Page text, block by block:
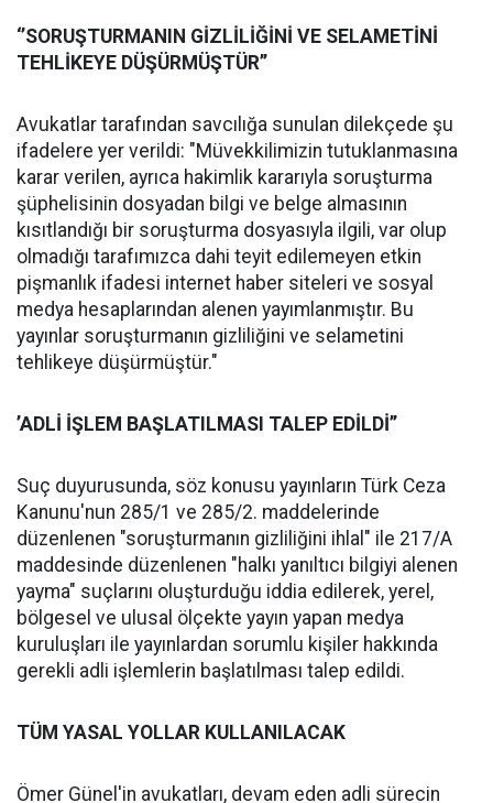
‘’SORUŞTURMANIN GİZLİLİĞİNİ VE SELAMETİNİ
TEHLİKEYE DÜŞÜRMÜŞTÜR’’
Avukatlar tarafından savcılığa sunulan dilekçede şu
ifadelere yer verildi: "Müvekkilimizin tutuklanmasına
karar verilen, ayrıca hakimlik kararıyla soruşturma
şüphelisinin dosyadan bilgi ve belge almasının
kısıtlandığı bir soruşturma dosyasıyla ilgili, var olup
olmadığı tarafımızca dahi teyit edilemeyen etkin
pişmanlık ifadesi internet haber siteleri ve sosyal
medya hesaplarından alenen yayımlanmıştır. Bu
yayınlar soruşturmanın gizliliğini ve selametini
tehlikeye düşürmüştür."
’ADLİ İŞLEM BAŞLATILMASI TALEP EDİLDİ’’
Suç duyurusunda, söz konusu yayınların Türk Ceza
Kanunu'nun 285/1 ve 285/2. maddelerinde
düzenlenen "soruşturmanın gizliliğini ihlal" ile 217/A
maddesinde düzenlenen "halkı yanıltıcı bilgiyi alenen
yayma" suçlarını oluşturduğu iddia edilerek, yerel,
bölgesel ve ulusal ölçekte yayın yapan medya
kuruluşları ile yayınlardan sorumlu kişiler hakkında
gerekli adli işlemlerin başlatılması talep edildi.
TÜM YASAL YOLLAR KULLANILACAK
Ömer Günel'in avukatları, devam eden adli sürecin